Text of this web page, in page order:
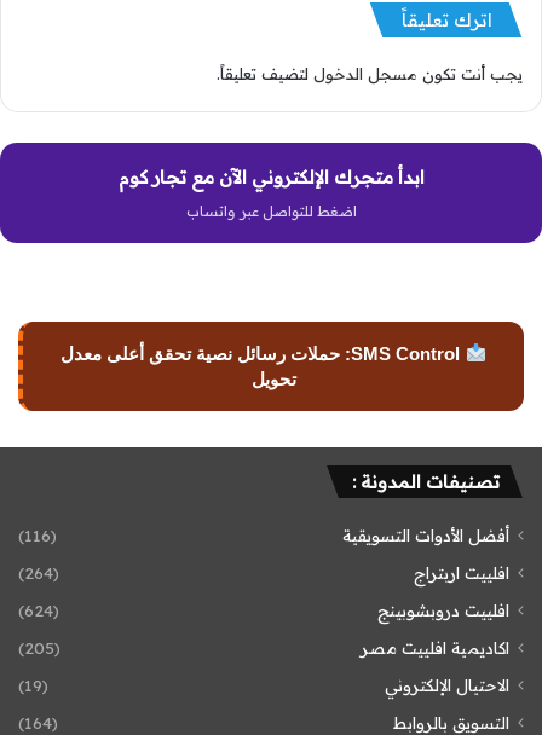
اترك تعليقاً
يجب أنت تكون مسجل الدخول لتضيف تعليقاً.
ابدأ متجرك الإلكتروني الآن مع تجار كوم
اضغط للتواصل عبر واتساب
SMS Control: حملات رسائل نصية تحقق أعلى معدل
تحويل
تصنيفات المدونة :
أفضل الأدوات التسويقية
(116)
افلييت اربتراج
(264)
افلييت دروبشوبينج
(624)
اكاديمية افلييت مصر
(205)
الاحتيال الإلكتروني
(19)
التسويق بالروابط
(164)